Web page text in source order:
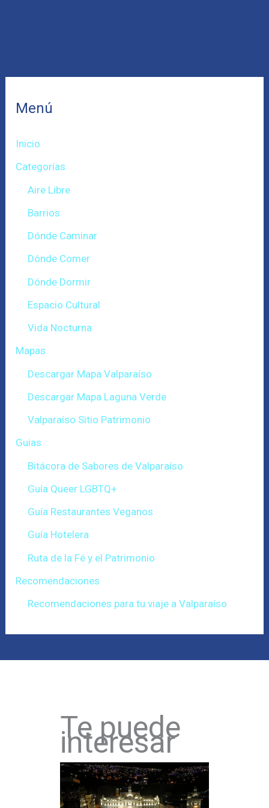
Menú
Inicio
Categorías
Aire Libre
Barrios
Dónde Caminar
Dónde Comer
Dónde Dormir
Espacio Cultural
Vida Nocturna
Mapas
Descargar Mapa Valparaíso
Descargar Mapa Laguna Verde
Valparaíso Sitio Patrimonio
Guias
Bitácora de Sabores de Valparaíso
Guía Queer LGBTQ+
Guía Restaurantes Veganos
Guía Hotelera
Ruta de la Fé y el Patrimonio
Recomendaciones
Recomendaciones para tu viaje a Valparaíso
Te puede
interesar